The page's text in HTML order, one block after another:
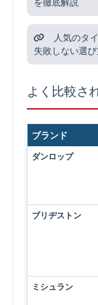
人気のタ
失敗しない選
よく比較さ
ブランド
ダンロップ
ブリヂストン
ミシュラン